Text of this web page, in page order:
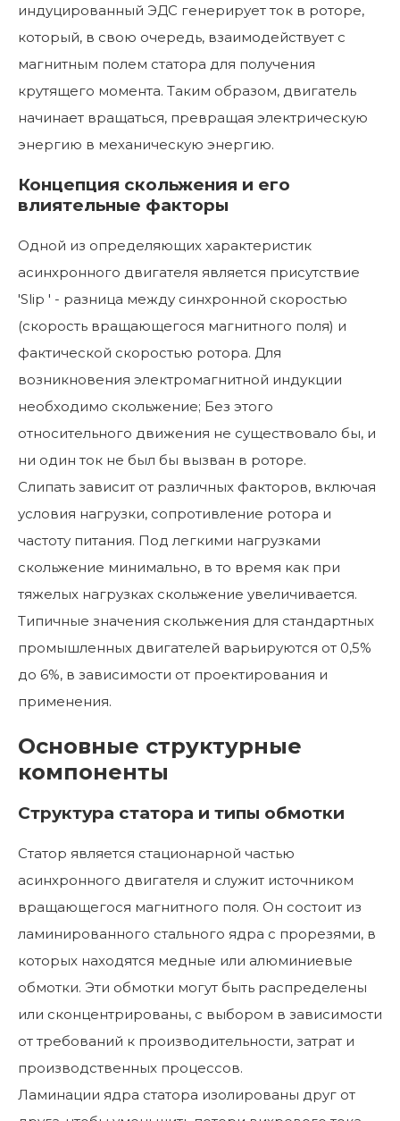
индуцированный ЭДС генерирует ток в роторе,
который, в свою очередь, взаимодействует с
магнитным полем статора для получения
крутящего момента. Таким образом, двигатель
начинает вращаться, превращая электрическую
энергию в механическую энергию.
Концепция скольжения и его
влиятельные факторы
Одной из определяющих характеристик
асинхронного двигателя является присутствие
'Slip ' - разница между синхронной скоростью
(скорость вращающегося магнитного поля) и
фактической скоростью ротора. Для
возникновения электромагнитной индукции
необходимо скольжение; Без этого
относительного движения не существовало бы, и
ни один ток не был бы вызван в роторе.
Слипать зависит от различных факторов, включая
условия нагрузки, сопротивление ротора и
частоту питания. Под легкими нагрузками
скольжение минимально, в то время как при
тяжелых нагрузках скольжение увеличивается.
Типичные значения скольжения для стандартных
промышленных двигателей варьируются от 0,5%
до 6%, в зависимости от проектирования и
применения.
Основные структурные
компоненты
Структура статора и типы обмотки
Статор является стационарной частью
асинхронного двигателя и служит источником
вращающегося магнитного поля. Он состоит из
ламинированного стального ядра с прорезями, в
которых находятся медные или алюминиевые
обмотки. Эти обмотки могут быть распределены
или сконцентрированы, с выбором в зависимости
от требований к производительности, затрат и
производственных процессов.
Ламинации ядра статора изолированы друг от